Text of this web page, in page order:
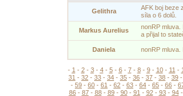
Gelithra
AFK boj beze
síla o 6 dolů.
Markus Aurelius
nonRP
a přijal to
Daniela nonRP
- 1 - 2- 3- 4- 5- 6- 7- 8- 9- 10- 11 -
31 - 32 - 33 - 34 - 35 - 36 - 37 - 38 - 39
- 59 - 60 - 61 - 62 - 63 - 64 - 65 - 66 -
86- 87- 88- 89- 90- 91 - 92- 93- 94